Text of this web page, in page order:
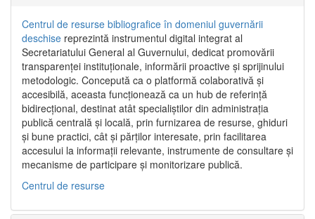
Centrul de resurse bibliografice în domeniul guvernării
deschise reprezintă instrumentul digital integrat al
Secretariatului General al Guvernului, dedicat promovării
transparenței instituționale, informării proactive și sprijinului
metodologic. Concepută ca o platformă colaborativă și
accesibilă, aceasta funcționează ca un hub de referință
bidirecțional, destinat atât specialiștilor din administrația
publică centrală și locală, prin furnizarea de resurse, ghiduri
și bune practici, cât și părților interesate, prin facilitarea
accesului la informații relevante, instrumente de consultare și
mecanisme de participare și monitorizare publică.
Centrul de resurse